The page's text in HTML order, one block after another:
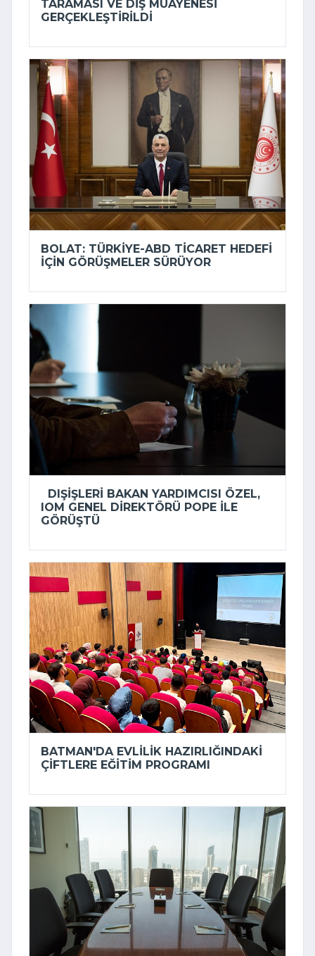
TARAMASI VE DIŞ MUAYENESI
GERÇEKLEŞTIRILDI
BOLAT: TÜRKIYE-ABD TICARET HEDEFI
IÇIN GÖRÜŞMELER SÜRÜYOR
DIŞIŞLERI BAKAN YARDIMCISI ÖZEL,
IOM GENEL DIREKTÖRÜ POPE ILE
GÖRÜŞTÜ
BATMAN'DA EVLILIK HAZIRLIĞINDAKI
ÇIFTLERE EĞITIM PROGRAMI